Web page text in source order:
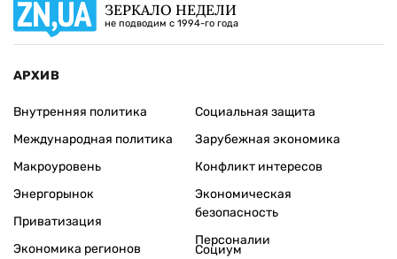
ЗЕРКАЛО НЕДЕЛИ
не подводим с 1994-го года
АРХИВ
Внутренняя политика
Международная политика
Макроуровень
Энергорынок
Приватизация
Экономика регионов
Социальная защита
Зарубежная экономика
Конфликт интересов
Экономическая
безопасность
Персоналии
Социум